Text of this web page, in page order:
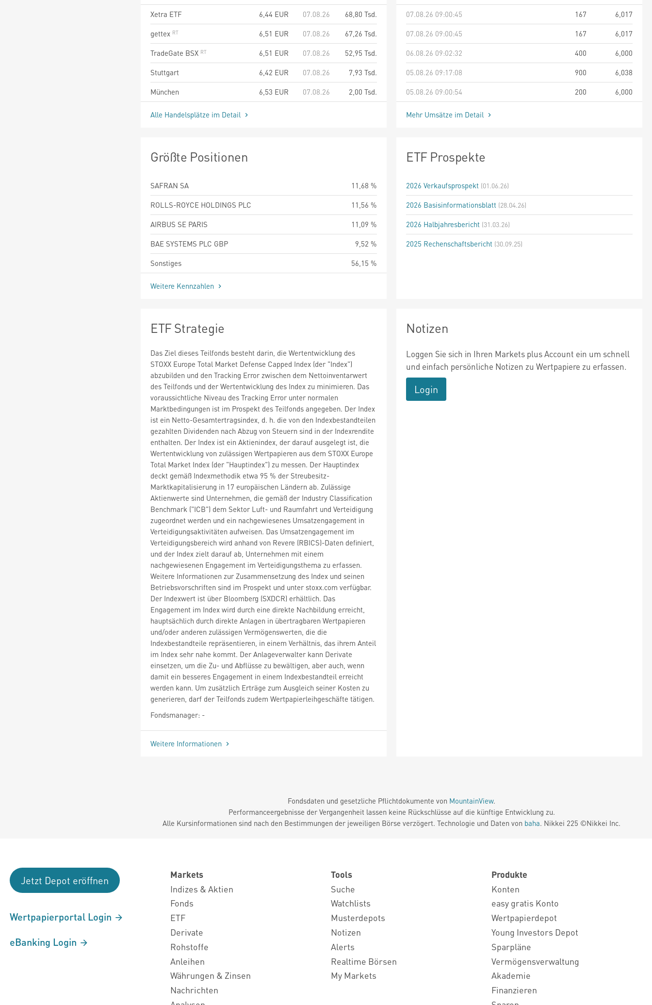
Xetra ETF
6,44 EUR 07.08.26
68,80 Tsd.
gettex
6,51 EUR 07.08.26
67,26 Tsd.
TradeGate BSX
6,51 EUR 07.08.26
52,95 Tsd.
Stuttgart
6,42 EUR 07.08.26
7,93 Tsd.
München
6,53 EUR 07.08.26 2,00 Tsd.
Alle Handelsplätze im Detail
07.08.26 09:00:45
167
6,017
07.08.26 09:00:45
167
6,017
06.08.26 09:02:32
400
6,000
05.08.26 09:17:08
900
6,038
05.08.26 09:00:54
200 6,000
Mehr Umsätze im Detail
Größte Positionen
SAFRAN SA
11,68 %
ROLLS-ROYCE HOLDINGS PLC
11,56 %
AIRBUS SE PARIS
11,09 %
BAE SYSTEMS PLC GBP
9,52 %
Sonstiges
56,15 %
Weitere Kennzahlen
ETF Prospekte
2026 Verkaufsprospekt (01.06.26)
2026 Basisinformationsblatt (28.04.26)
2026 Halbjahresbericht (31.03.26)
2025 Rechenschaftsbericht (30.09.25)
ETF Strategie
Das Ziel dieses Teilfonds besteht darin, die Wertentwicklung des
STOXX Europe Total Market Defense Capped Index (der "Index")
abzubilden und den Tracking Error zwischen dem Nettoinventarwert
des Teilfonds und der Wertentwicklung des Index zu minimieren. Das
voraussichtliche Niveau des Tracking Error unter normalen
Marktbedingungen ist im Prospekt des Teilfonds angegeben. Der Index
ist ein Netto-Gesamtertragsindex, d. h. die von den Indexbestandteilen
gezahlten Dividenden nach Abzug von Steuern sind in der Indexrendite
enthalten. Der Index ist ein Aktienindex, der darauf ausgelegt ist, die
Wertentwicklung von zulässigen Wertpapieren aus dem STOXX Europe
Total Market Index (der "Hauptindex") zu messen. Der Hauptindex
deckt gemäß Indexmethodik etwa 95 % der Streubesitz-
Marktkapitalisierung in 17 europäischen Ländern ab. Zulässige
Aktienwerte sind Unternehmen, die gemäß der Industry Classification
Benchmark ("ICB") dem Sektor Luft- und Raumfahrt und Verteidigung
zugeordnet werden und ein nachgewiesenes Umsatzengagement in
Verteidigungsaktivitäten aufweisen. Das Umsatzengagement im
Verteidigungsbereich wird anhand von Revere (RBICS)-Daten definiert,
und der Index zielt darauf ab, Unternehmen mit einem
nachgewiesenen Engagement im Verteidigungsthema zu erfassen.
Weitere Informationen zur Zusammensetzung des Index und seinen
Betriebsvorschriften sind im Prospekt und unter stoxx.com verfügbar.
Der Indexwert ist über Bloomberg (SXDCR) erhältlich. Das
Engagement im Index wird durch eine direkte Nachbildung erreicht,
hauptsächlich durch direkte Anlagen in übertragbaren Wertpapieren
und/oder anderen zulässigen Vermögenswerten, die die
Indexbestandteile repräsentieren, in einem Verhältnis, das ihrem Anteil
im Index sehr nahe kommt. Der Anlageverwalter kann Derivate
einsetzen, um die Zu- und Abflüsse zu bewältigen, aber auch, wenn
damit ein besseres Engagement in einem Indexbestandteil erreicht
werden kann. Um zusätzlich Erträge zum Ausgleich seiner Kosten zu
generieren, darf der Teilfonds zudem Wertpapierleihgeschäfte tätigen.
Fondsmanager: -
Weitere Informationen
Notizen
Loggen Sie sich in Ihren Markets plus Account ein um schnell
und einfach persönliche Notizen zu Wertpapiere zu erfassen.
Login
Fondsdaten und gesetzliche Pflichtdokumente von MountainView.
Performanceergebnisse der Vergangenheit lassen keine Rückschlüsse auf die künftige Entwicklung zu.
Alle Kursinformationen sind nach den Bestimmungen der jeweiligen Börse verzögert. Technologie und Daten von baha. Nikkei 225 ©Nikkei Inc.
Jetzt Depot eröffnen
Wertpapierportal Login
eBanking Login
Markets
Indizes & Aktien
Fonds
ETF
Derivate
Rohstoffe
Anleihen
Währungen & Zinsen
Nachrichten
Tools
Suche
Watchlists
Musterdepots
Notizen
Alerts
Realtime Börsen
My Markets
Produkte
Konten
easy gratis Konto
Wertpapierdepot
Young Investors Depot
Sparpläne
Vermögensverwaltung
Akademie
Finanzieren